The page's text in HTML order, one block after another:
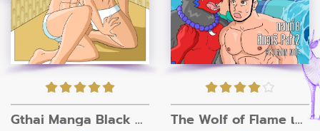
Gthai Manga Black Rooms The Wolf of Flame เมื่อผมรวมร่างกับหมาป่าอัคคี ตอนที่8